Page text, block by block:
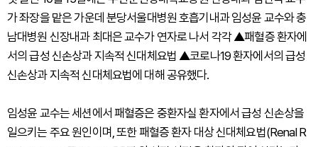
가 좌장을 맡은 가운데 분당서울대병원 호흡기내과 임성윤 교수와 충
남대병원 신장내과 최대은 교수가 연자로 나서 각각 ▲패혈증 환자에
서의 급성 신손상과 지속적 신대체요법 ▲코로나19 환자에서의 급성
신손상과 지속적 신대체요법에 대해 공유했다.
임성윤 교수는 세션에서 패혈증은 중환자실 환자에서 급성 신손상을
일으키는 주요 원인이며, 또한 패혈증 환자 대상 신대체요법(Renal R